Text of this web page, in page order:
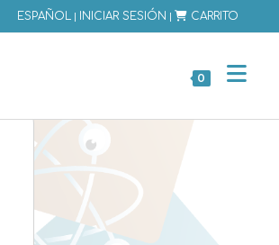
ESPAÑOL | INICIAR SESIÓN | CARRITO
0